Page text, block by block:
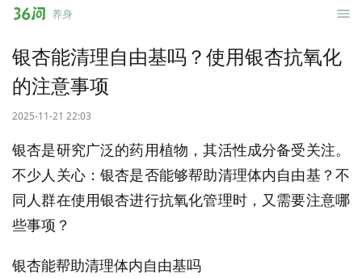
36
养身
银杏能清理自由基吗？使用银杏抗氧化
的注意事项
2025-11-21 22:03
银杏是研究广泛的药用植物，其活性成分备受关注。
不少人关心：银杏是否能够帮助清理体内自由基？不
同人群在使用银杏进行抗氧化管理时，又需要注意哪
些事项？
银杏能帮助清理体内自由基吗